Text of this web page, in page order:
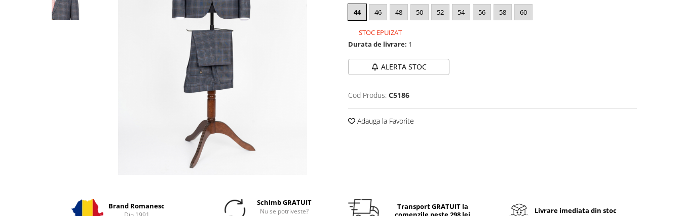
44 46 48 50 52 54 56 58 60
STOC EPUIZAT
Durata de livrare: 1
ALERTA STOC
Cod Produs: C5186
Adauga la Favorite
Brand Romanesc Schimb GRATUIT
Nu se potriveste?
Transport GRATUIT la
Livrare imediata din stoc